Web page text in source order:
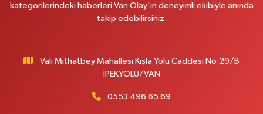
kategorilerindeki haberleri Van Olay’ın deneyimli ekibiyle anında
takip edebilirsiniz.
Vali Mithatbey Mahallesi Kışla Yolu Caddesi No:29/B
İPEKYOLU/VAN
0553 496 65 69